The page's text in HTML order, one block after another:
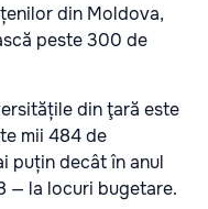
din Moldova,
peste 300 de
din ţară este
mii 484 de
puțin decât în anul
— la locuri bugetare.